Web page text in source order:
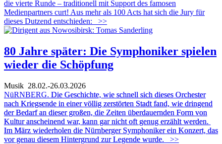
die vierte Runde – traditionell mit Support des famosen
Medienpartners curt! Aus mehr als 100 Acts hat sich die Jury für
dieses Dutzend entschieden:
>>
80 Jahre später: Die Symphoniker spielen
wieder die Schöpfung
Musik 28.02.-26.03.2026
NüRNBERG. Die Geschichte, wie schnell sich dieses Orchester
nach Kriegsende in einer völlig zerstörten Stadt fand, wie dringend
der Bedarf an dieser großen, die Zeiten überdauernden Form von
Kultur anscheinend war, kann gar nicht oft genug erzählt werden.
Im März wiederholen die Nürnberger Symphoniker ein Konzert, das
vor genau diesem Hintergrund zur Legende wurde.
>>